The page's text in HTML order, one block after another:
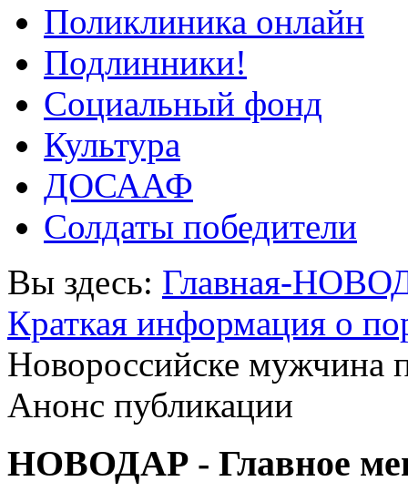
Поликлиника онлайн
Подлинники!
Социальный фонд
Культура
ДОСААФ
Солдаты победители
Вы здесь: Главная-
Краткая информация о
Новороссийске мужчина
Анонс публикации
НОВОДАР - Главное